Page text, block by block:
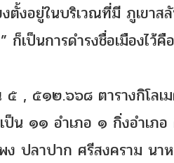
ตั้งอยู่ในบริเวณที่มี ภูเขา
ก็เป็นการดำรงชื่อเมืองไ
, ๕๑๒.๖๖๘ ตารางกิโลเ
ป็น ๑๑ อำเภอ ๑ กิ่งอำเภ
ปลาปาก ศรีสงคราม นา